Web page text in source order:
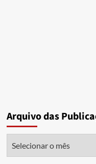
Arquivo das